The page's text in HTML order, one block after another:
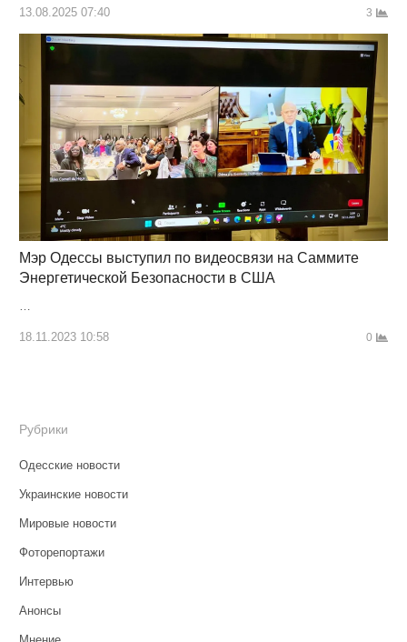
13.08.2025 07:40 3
Мэр Одессы выступил по видеосвязи на Саммите
Энергетической Безопасности в США
…
18.11.2023 10:58 0
Рубрики
Одесские новости
Украинские новости
Мировые новости
Фоторепортажи
Интервью
Анонсы